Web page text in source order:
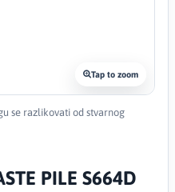
Tap to zoom
se razlikovati od stvarnog
PILE S664D